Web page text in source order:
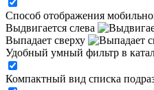
Способ отображения
Выдвигается слева
Выпадает сверху
Удобный умный фильтр в
Компактный вид списка